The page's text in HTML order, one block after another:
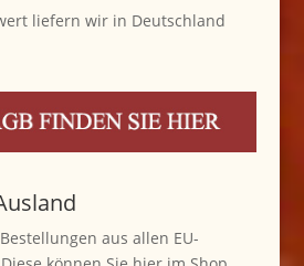
liefern wir in Deutschland
aus allen EU-